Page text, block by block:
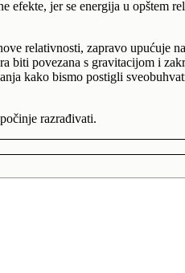
efekte, jer se energija u opštem
relativnosti, zapravo upućuje
povezana s gravitacijom i
kako bismo postigli
razrađivati.